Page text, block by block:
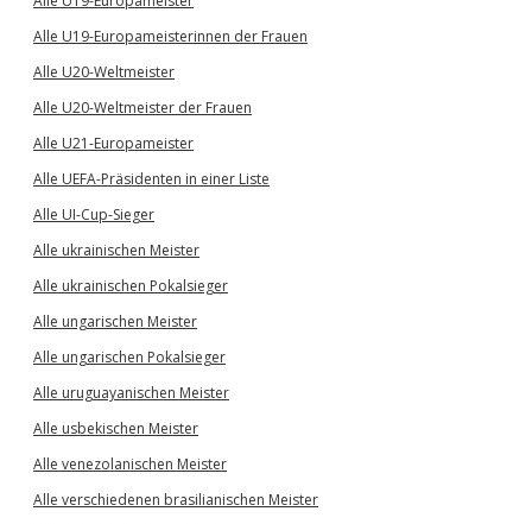
Alle U19-Europameisterinnen der Frauen
Alle U20-Weltmeister
Alle U20-Weltmeister der Frauen
Alle U21-Europameister
Alle UEFA-Präsidenten in einer Liste
Alle UI-Cup-Sieger
Alle ukrainischen Meister
Alle ukrainischen Pokalsieger
Alle ungarischen Meister
Alle ungarischen Pokalsieger
Alle uruguayanischen Meister
Alle usbekischen Meister
Alle venezolanischen Meister
Alle verschiedenen brasilianischen Meister